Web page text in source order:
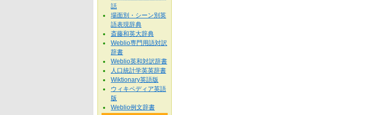
話
場面別・シーン別英
語表現辞典
斎藤和英大辞典
Weblio専門用語対訳
辞書
Weblio英和対訳辞書
人口統計学英英辞書
Wiktionary英語版
ウィキペディア英語
版
Weblio例文辞書